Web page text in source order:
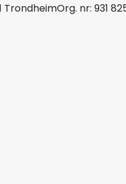
TrondheimOrg. nr: 931